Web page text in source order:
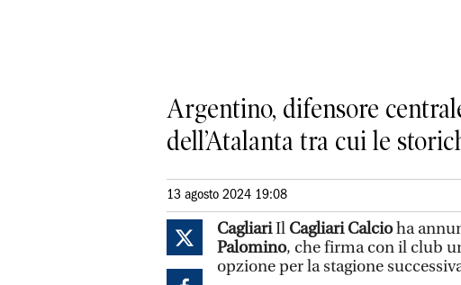
Argentino, difensore
dell’Atalanta tra cui le
13 agosto 2024 19:08
CagliariIl Cagliari Calcioha
Palomino, che firma con il club
opzione per la stagione